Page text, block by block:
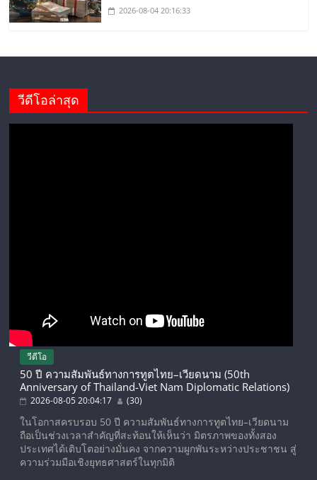
2026-08-04 20:16:33
วีดีโอล่าสุด
วีดีโอ
50 ปี ความสัมพันธ์ทางการทูตไทย–เวียดนาม (50th
Anniversary of Thailand-Viet Nam Diplomatic Relations)
2026-08-05 20:04:17 (30)
ในโอกาสครบรอบ 50 ปี ความสัมพันธ์ทางการทูตไทย–เวียดนาม
ถือเป็นช่วงเวลาสำคัญที่สะท้อนให้เห็นว่า มิตรภาพของทั้งสอง
ประเทศได้เติบโตอย่างมั่นคง จากความผูกพันระหว่างประชาชน สู่
ความร่วมมือเชิงยุทธศาสตร์ในทุกมิติ